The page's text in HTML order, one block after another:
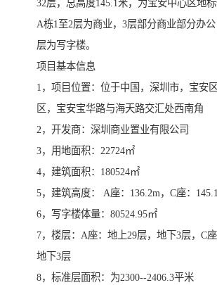
32层，总高度145.1米，为宝安中心区地
A栋1至2层为商业，3层部分商业部分办公
层为写字楼。
项目基本信息
1，项目位置：位于中国，深圳市，宝安
区，宝安宝华路与海天路交汇处西南角
2，开发商：深圳商业置业有限公司
3，用地面积：22724㎡
4，建筑面积：180524㎡
5，建筑高度： A座：136.2m，C座：
6，写字楼体量：80524.95㎡
7，楼层：A座：地上29层，地下3层，C座
地下3层
8，标准层面积：为2300--2406.3平米